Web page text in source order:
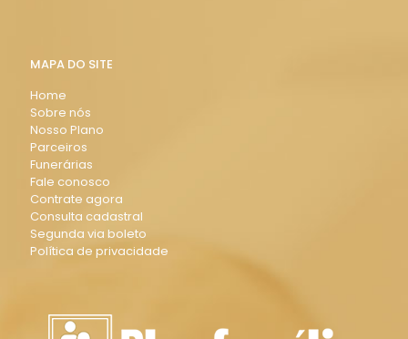
MAPA DO SITE
Home
Sobre nós
Nosso Plano
Parceiros
Funerárias
Fale conosco
Contrate agora
Consulta cadastral
Segunda via boleto
Política de privacidade